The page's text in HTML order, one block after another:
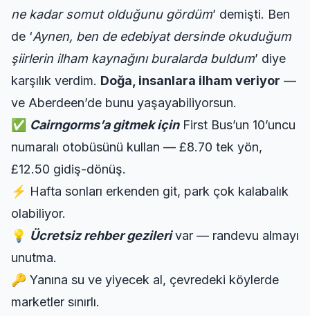
ne kadar somut olduğunu gördüm’ demişti. Ben
de ‘Aynen, ben de edebiyat dersinde okuduğum
şiirlerin ilham kaynağını buralarda buldum’ diye
karşılık verdim. Doğa, insanlara ilham veriyor —
ve Aberdeen’de bunu yaşayabiliyorsun.
✅ Cairngorms’a gitmek içinFirst Bus’un 10’uncu
numaralı otobüsünü kullan — £8.70 tek yön,
£12.50 gidiş-dönüş.
⚡ Hafta sonları erkenden git, park çok kalabalık
olabiliyor.
💡 Ücretsiz rehber gezilerivar — randevu almayı
unutma.
🔑 Yanına su ve yiyecek al, çevredeki köylerde
marketler sınırlı.